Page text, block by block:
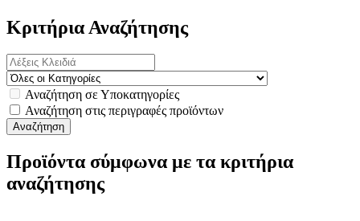
Κριτήρια Αναζήτησης
Αναζήτηση σε Υποκατηγορίες
Αναζήτηση στις περιγραφές προϊόντων
Προϊόντα σύμφωνα με τα κριτήρια
αναζήτησης